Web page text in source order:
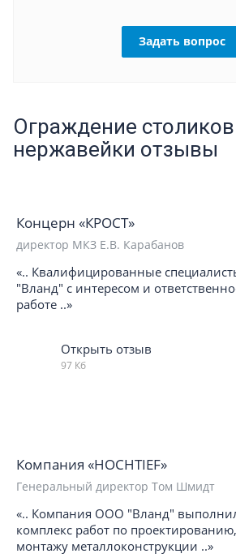
Задать вопрос
Ограждение
нержавейки отзывы
Концерн «КРОСТ»
директор МКЗ Е.В. Карабанов
«.. Квалифицированные
"Вланд" с интересом и
работе ..»
Открыть отзыв
97 Кб
Компания «HOCHTIEF»
Генеральный директор Том Шмидт
«.. Компания ООО "Вланд"
комплекс работ по
монтажу металлоконструкции ..»